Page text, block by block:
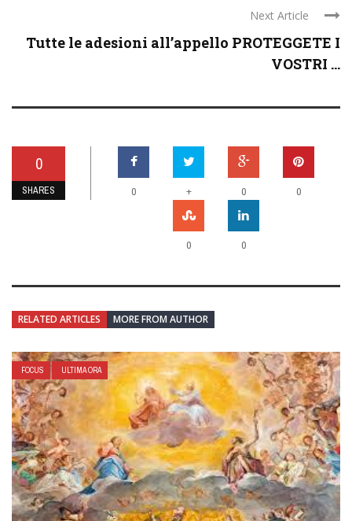
Next Article
Tutte le adesioni all’appello PROTEGGETE I
VOSTRI ...
0
SHARES 0 + 0 0
0 0
RELATED ARTICLES MORE FROM AUTHOR
FOCUS ULTIMA ORA